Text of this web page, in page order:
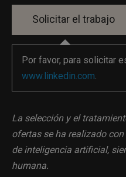
Por favor, para solicitar
www.linkedin.com.
La selección y el
ofertas se ha realizado
de inteligencia artificial,
humana.